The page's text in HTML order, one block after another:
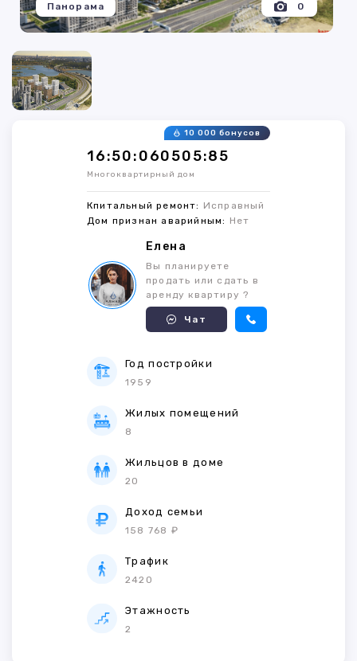
0
Панорама
16:50:060505:85
10 000 бонусов
Многоквартирный дом
Кпитальный ремонт: Исправный
Дом признан аварийным: Нет
Елена
Вы планируете
продать или сдать в
аренду квартиру ?
Чат
Год постройки
1959
Жилых помещений
8
Жильцов в доме
20
Доход семьи
158 768 ₽
Трафик
2420
Этажность
2